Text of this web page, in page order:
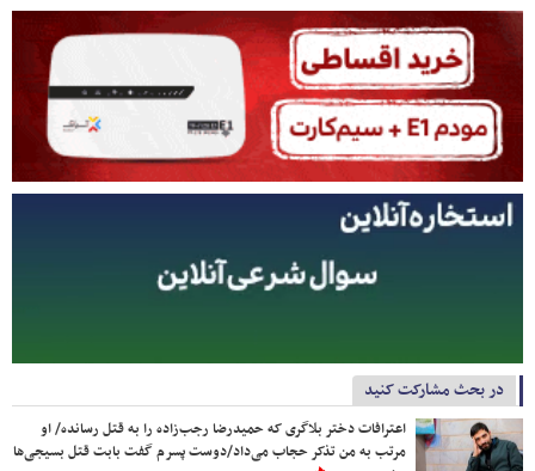
در بحث مشارکت کنید
اعترافات دختر بلاگری که حمیدرضا رجب‌زاده را به قتل رسانده/ او
مرتب به من تذکر حجاب می‌داد/دوست پسرم گفت بابت قتل بسیجی‌ها